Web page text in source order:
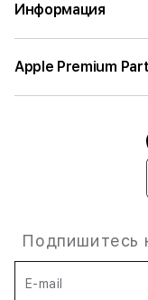
Информация
Apple Premium
Подпишитесь
E-mail